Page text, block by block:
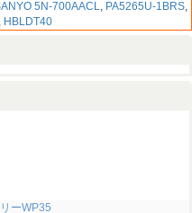
5N-700AACL, PA5265U-1BRS,
, HBLDT40
ーWP35